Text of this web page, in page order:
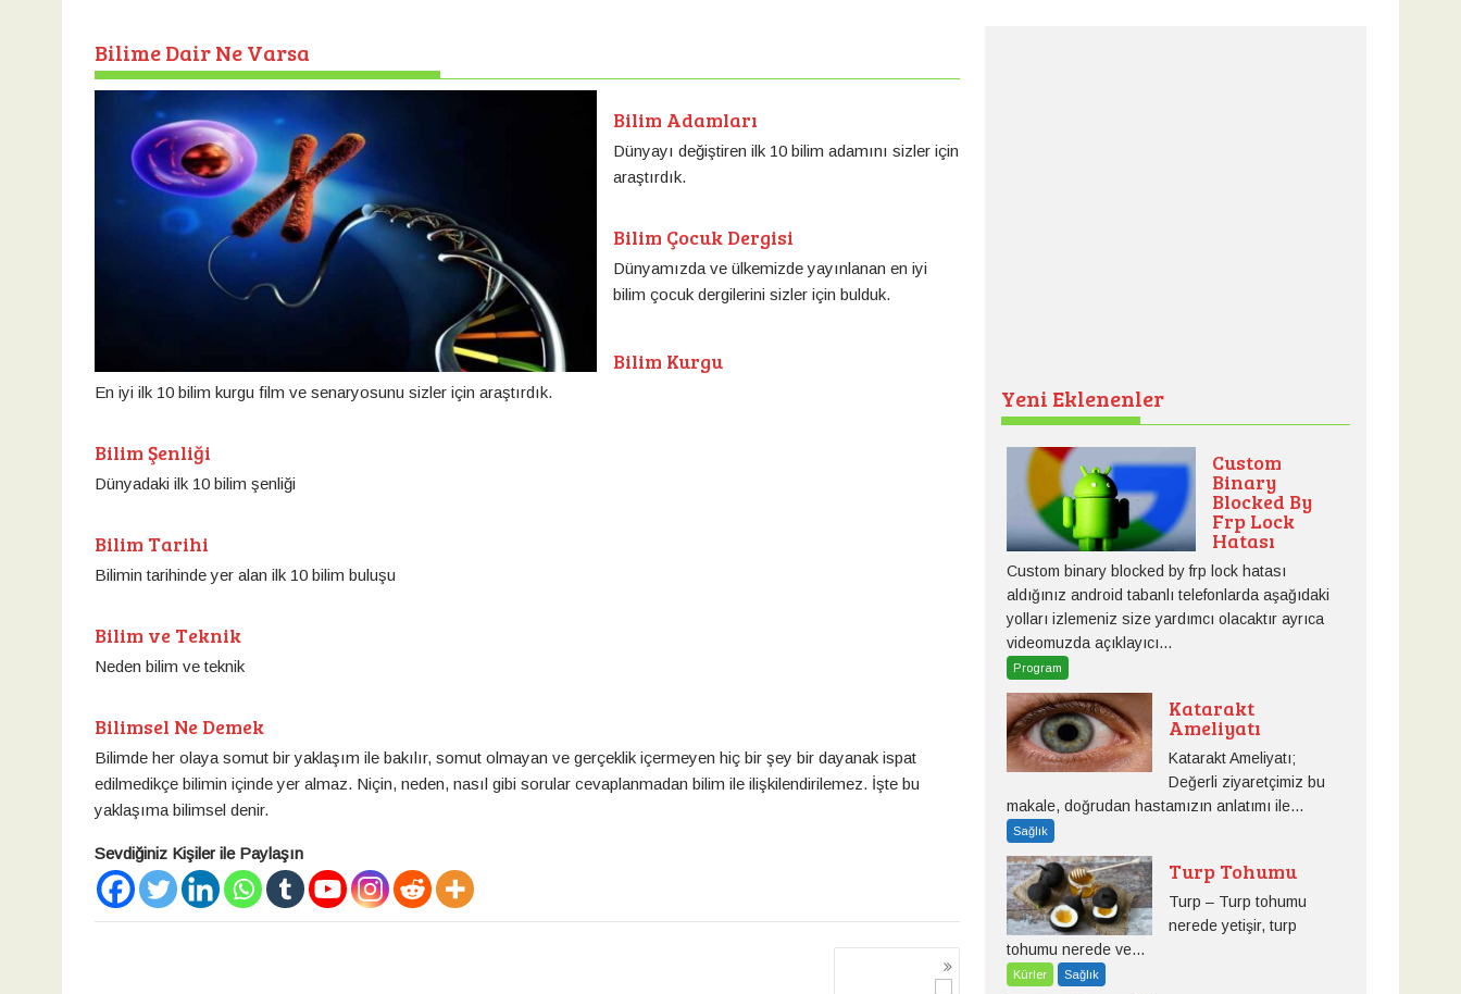
Bilime Dair Ne Varsa
Bilim Adamları
Dünyayı değiştiren ilk 10 bilim adamını sizler için
araştırdık.
Bilim Çocuk Dergisi
Dünyamızda ve ülkemizde yayınlanan en iyi
bilim çocuk dergilerini sizler için bulduk.
Bilim Kurgu
En iyi ilk 10 bilim kurgu film ve senaryosunu sizler için araştırdık.
Bilim Şenliği
Dünyadaki ilk 10 bilim şenliği
Bilim Tarihi
Bilimin tarihinde yer alan ilk 10 bilim buluşu
Bilim ve Teknik
Neden bilim ve teknik
Bilimsel Ne Demek
Bilimde her olaya somut bir yaklaşım ile bakılır, somut olmayan ve gerçeklik içermeyen hiç bir şey bir dayanak ispat
edilmedikçe bilimin içinde yer almaz. Niçin, neden, nasıl gibi sorular cevaplanmadan bilim ile ilişkilendirilemez. İşte bu
yaklaşıma bilimsel denir.
Sevdiğiniz Kişiler ile Paylaşın
Yeni Eklenenler
Custom
Binary
Blocked By
Frp Lock
Hatası
Custom binary blocked by frp lock hatası
aldığınız android tabanlı telefonlarda aşağıdaki
yolları izlemeniz size yardımcı olacaktır ayrıca
videomuzda açıklayıcı...
Program
Katarakt
Ameliyatı
Katarakt Ameliyatı;
Değerli ziyaretçimiz bu
makale, doğrudan hastamızın anlatımı ile...
Sağlık
Turp Tohumu
Turp – Turp tohumu
nerede yetişir, turp
tohumu nerede ve...
Kürler Sağlık